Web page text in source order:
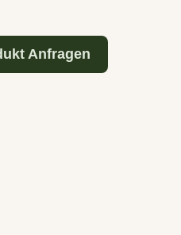
Anfragen